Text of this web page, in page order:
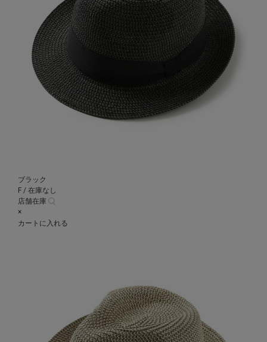
ブラック
F / 在庫なし
店舗在庫
×
カートに入れる